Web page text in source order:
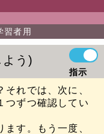
習者用
よう
指示
れでは、次に、
つずつ確認してい
す。もう一度、